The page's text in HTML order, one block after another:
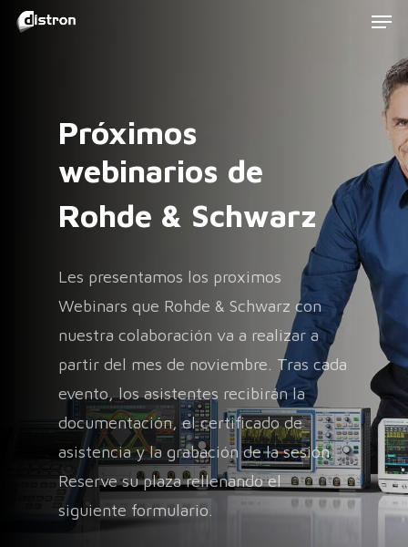
Skip
Próximos
webinarios de
Rohde & Schwarz
Les presentamos los proximos
Webinars que Rohde & Schwarz con
nuestra colaboración va a realizar a
partir del mes de noviembre. Tras cada
evento, los asistentes recibirán la
documentación, el certificado de
asistencia y la grabación de la sesión.
Reserve su plaza rellenando el
siguiente formulario.